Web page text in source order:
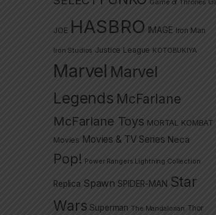
JOE HASBRO IMAGE Iron Man
Iron Studios Justice League KOTOBUKIYA
Marvel Marvel
Legends McFarlane
McFarlane Toys MORTAL KOMBAT
Movies Movies & TV Series Neca
Pop! Power Rangers Lightning Collection
Replica Spawn SPIDER-MAN Star
Wars Superman The Mandalorian Thor